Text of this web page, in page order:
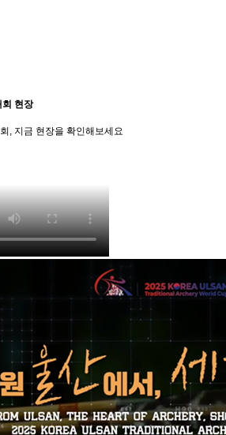
현장
, 지금 현장을 확인해보세요